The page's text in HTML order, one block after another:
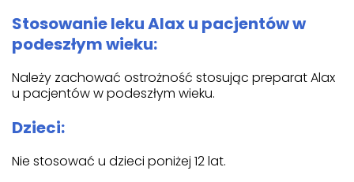
Stosowanie leku Alax u pacjentów w
podeszłym wieku:
Należy zachować ostrożność stosując preparat Alax
u pacjentów w podeszłym wieku.
Dzieci:
Nie stosować u dzieci poniżej 12 lat.